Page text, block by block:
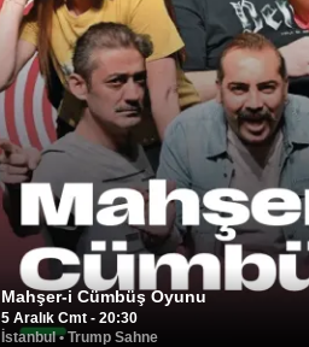
Mahşer-i Cümbüş Oyunu
5 Aralık Cmt - 20:30
İstanbul•Trump Sahne